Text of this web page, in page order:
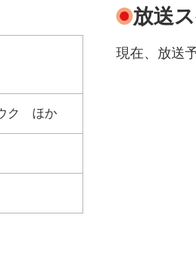
ク ほか
放送
現在、放送